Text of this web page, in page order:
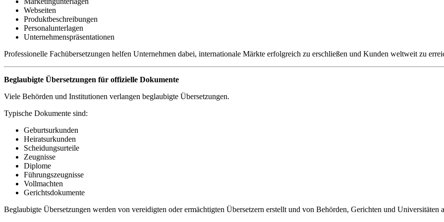
Webseiten
Produktbeschreibungen
Personalunterlagen
Unternehmenspräsentationen
Professionelle Fachübersetzungen helfen Unternehmen dabei, internationale Märkte erfolgreich zu erschließen und Kunden weltweit zu
Beglaubigte Übersetzungen für offizielle Dokumente
Viele Behörden und Institutionen verlangen beglaubigte Übersetzungen.
Typische Dokumente sind:
Geburtsurkunden
Heiratsurkunden
Scheidungsurteile
Zeugnisse
Diplome
Führungszeugnisse
Vollmachten
Gerichtsdokumente
Beglaubigte Übersetzungen werden von vereidigten oder ermächtigten Übersetzern erstellt und von Behörden, Gerichten und Universitäten